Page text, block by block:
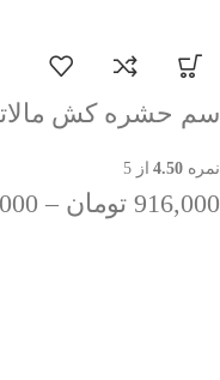
سم حشره کش
نمره 4.50از 5
916,000 تومان –